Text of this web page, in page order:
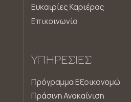
Ευκαιρίες Καριέρας
Επικοινωνία
ΥΠΗΡΕΣΊΕΣ
Πρόγραμμα Εξοικονομώ
Πράσινη Ανακαίνιση